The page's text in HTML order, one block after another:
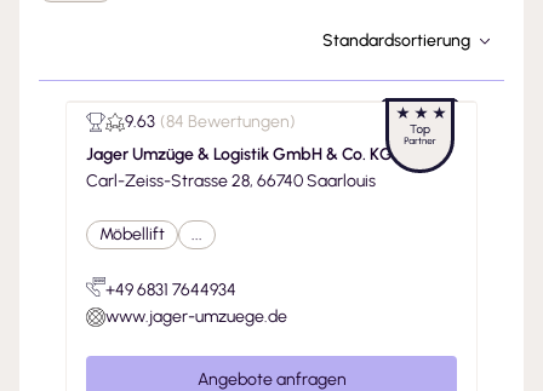
Standardsortierung
9.63 (84 Bewertungen)
Jager Umzüge & Logistik GmbH & Co. KG
Carl-Zeiss-Strasse 28, 66740 Saarlouis
Möbellift ...
+49 6831 7644934
www.jager-umzuege.de
Angebote anfragen